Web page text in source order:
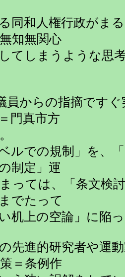
同和人権行政がま
知無関心
しまうような思
員からの指摘です
門真市方
での規制」を、「
制定」運
っては、「条文検
でたって
机上の空論」に陥
進的研究者や運動
＝条例作